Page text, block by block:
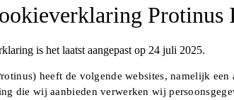
Protinus
is het laatst aangepast op 24 juli 2025.
heeft de volgende websites, namelijk een
die wij aanbieden verwerken wij